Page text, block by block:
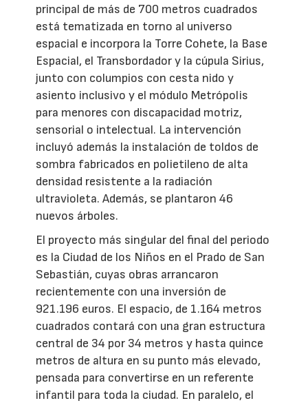
principal de más de 700 metros cuadrados
está tematizada en torno al universo
espacial e incorpora la Torre Cohete, la Base
Espacial, el Transbordador y la cúpula Sirius,
junto con columpios con cesta nido y
asiento inclusivo y el módulo Metrópolis
para menores con discapacidad motriz,
sensorial o intelectual. La intervención
incluyó además la instalación de toldos de
sombra fabricados en polietileno de alta
densidad resistente a la radiación
ultravioleta. Además, se plantaron 46
nuevos árboles.
El proyecto más singular del final del periodo
es la Ciudad de los Niños en el Prado de San
Sebastián, cuyas obras arrancaron
recientemente con una inversión de
921.196 euros. El espacio, de 1.164 metros
cuadrados contará con una gran estructura
central de 34 por 34 metros y hasta quince
metros de altura en su punto más elevado,
pensada para convertirse en un referente
infantil para toda la ciudad. En paralelo, el